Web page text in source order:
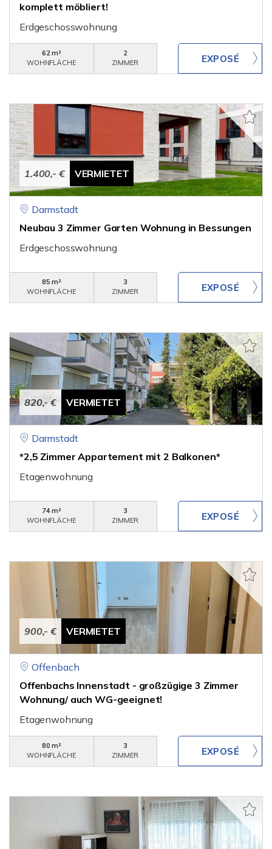
komplett möbliert!
Erdgeschosswohnung
62 m²
WOHNFLÄCHE
2
ZIMMER
1.400,- € VERMIETET
Darmstadt
Neubau 3 Zimmer Garten Wohnung in Bessungen
Erdgeschosswohnung
85 m²
WOHNFLÄCHE
3
ZIMMER
820,- € VERMIETET
Darmstadt
*2,5 Zimmer Appartement mit 2 Balkonen*
Etagenwohnung
74 m²
WOHNFLÄCHE
3
ZIMMER
900,- € VERMIETET
Offenbach
Offenbachs Innenstadt - großzügige 3 Zimmer
Wohnung/ auch WG-geeignet!
Etagenwohnung
80 m²
WOHNFLÄCHE
3
ZIMMER